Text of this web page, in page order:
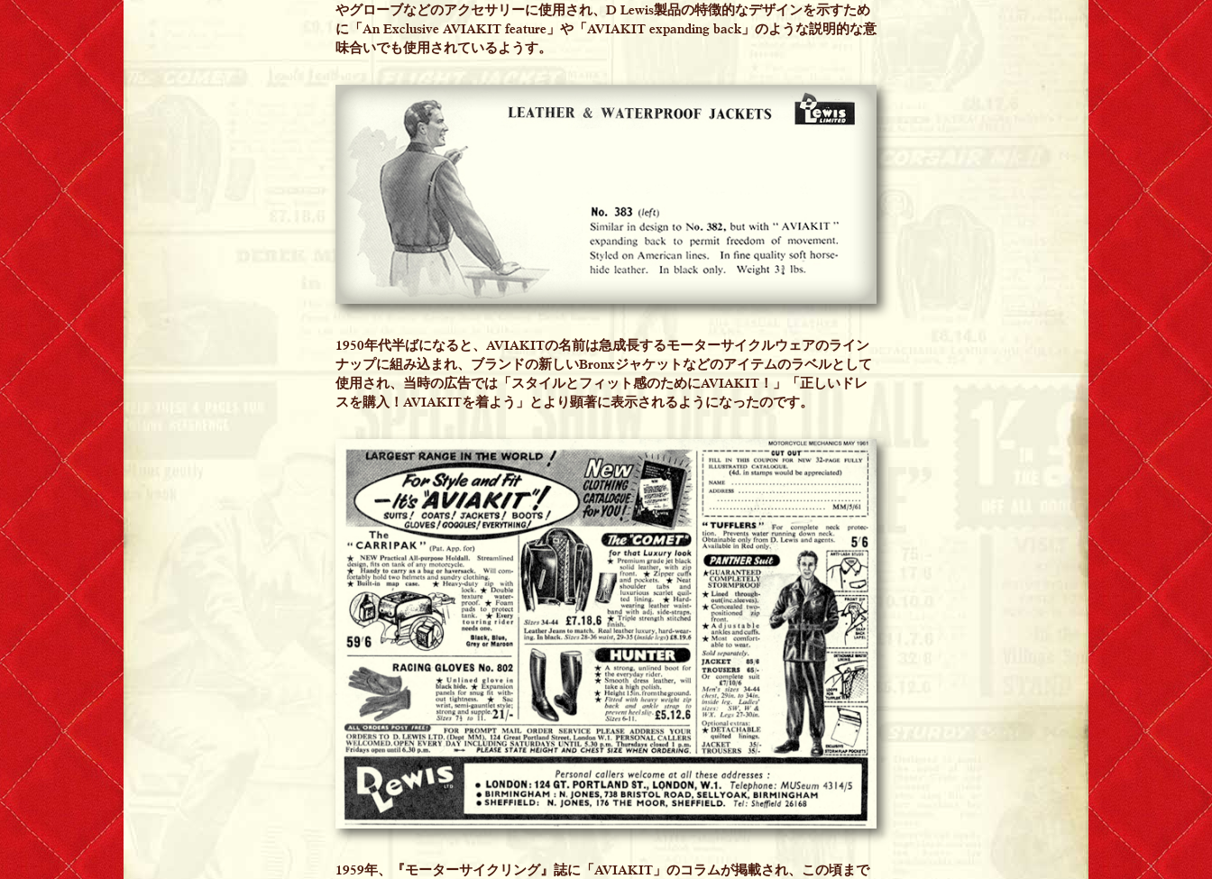
やグローブなどのアクセサリーに使用され、D Lewis製品の特徴的なデザインを示すため
に「An Exclusive AVIAKIT feature」や「AVIAKIT expanding back」のような説明的な意
味合いでも使用されているようす。
1950年代半ばになると、AVIAKITの名前は急成長するモーターサイクルウェアのライン
ナップに組み込まれ、ブランドの新しいBronxジャケットなどのアイテムのラベルとして
使用され、当時の広告では「スタイルとフィット感のためにAVIAKIT！」「正しいドレ
スを購入！AVIAKITを着よう」とより顕著に表示されるようになったのです。
1959年、『モーターサイクリング』誌に「AVIAKIT」のコラムが掲載され、この頃まで